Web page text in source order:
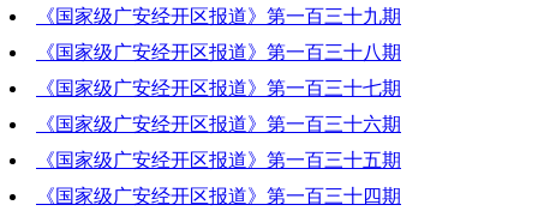
2021-11-18 18:32:35
《国家级广安经开区报道》第一百三十九期
2021-11-11 19:48:04
《国家级广安经开区报道》第一百三十八期
2021-11-04 19:19:59
《国家级广安经开区报道》第一百三十七期
2021-10-28 19:08:04
《国家级广安经开区报道》第一百三十六期
2021-10-21 20:25:10
《国家级广安经开区报道》第一百三十五期
2021-10-14 19:36:07
《国家级广安经开区报道》第一百三十四期